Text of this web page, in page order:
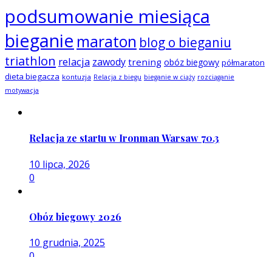
podsumowanie miesiąca
bieganie maraton blog o bieganiu
triathlon relacja zawody trening obóz biegowy półmaraton
dieta biegacza kontuzja Relacja z biegu bieganie w ciąży rozciąganie
motywacja
Relacja ze startu w Ironman Warsaw 70.3
10 lipca, 2026
0
Obóz biegowy 2026
10 grudnia, 2025